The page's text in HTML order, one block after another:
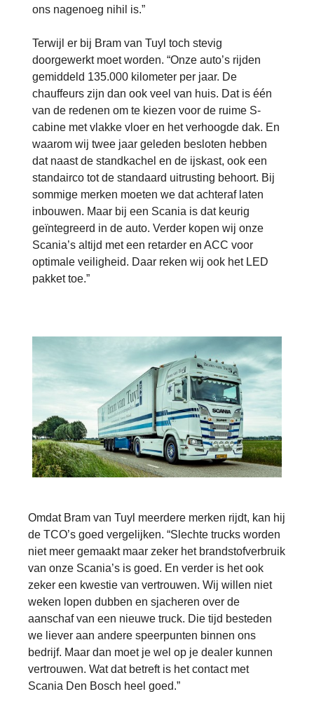
ons nagenoeg nihil is.”
Terwijl er bij Bram van Tuyl toch stevig
doorgewerkt moet worden. “Onze auto’s rijden
gemiddeld 135.000 kilometer per jaar. De
chauffeurs zijn dan ook veel van huis. Dat is één
van de redenen om te kiezen voor de ruime S-
cabine met vlakke vloer en het verhoogde dak. En
waarom wij twee jaar geleden besloten hebben
dat naast de standkachel en de ijskast, ook een
standairco tot de standaard uitrusting behoort. Bij
sommige merken moeten we dat achteraf laten
inbouwen. Maar bij een Scania is dat keurig
geïntegreerd in de auto. Verder kopen wij onze
Scania’s altijd met een retarder en ACC voor
optimale veiligheid. Daar reken wij ook het LED
pakket toe.”
Omdat Bram van Tuyl meerdere merken rijdt, kan hij
de TCO’s goed vergelijken. “Slechte trucks worden
niet meer gemaakt maar zeker het brandstofverbruik
van onze Scania’s is goed. En verder is het ook
zeker een kwestie van vertrouwen. Wij willen niet
weken lopen dubben en sjacheren over de
aanschaf van een nieuwe truck. Die tijd besteden
we liever aan andere speerpunten binnen ons
bedrijf. Maar dan moet je wel op je dealer kunnen
vertrouwen. Wat dat betreft is het contact met
Scania Den Bosch heel goed.”